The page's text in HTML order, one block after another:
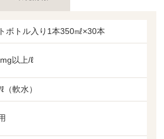
ボトル入り1本350㎖×30本
以上/ℓ
（軟水）